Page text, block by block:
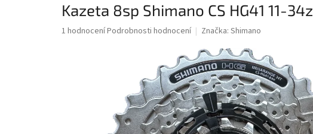
Kazeta 8sp Shimano CS HG41 11-34z
Průměrné
1 hodnoceníPodrobnosti hodnocení Značka: Shimano